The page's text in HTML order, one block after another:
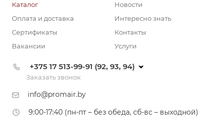
Каталог
Оплата и доставка
Сертификаты
Вакансии
Новости
Интересно знать
Контакты
Услуги
+375 17 513-99-91 (92, 93, 94)
Заказать звонок
info@promair.by
9:00-17:40 (пн-пт – без обеда, сб-вс – выходной)